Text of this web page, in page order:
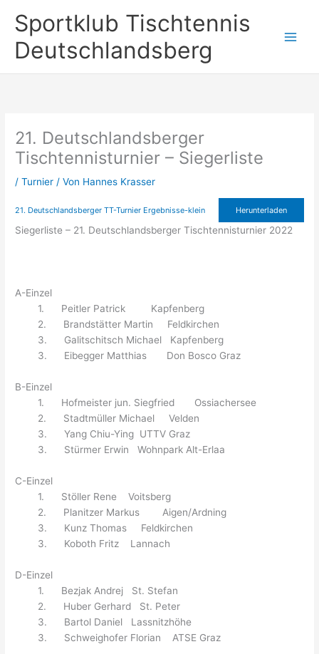
Inhalt
springen
Sportklub Tischtennis
Deutschlandsberg
21. Deutschlandsberger
Tischtennisturnier – Siegerliste
/Turnier / Von Hannes Krasser
21. Deutschlandsberger TT-Turnier Ergebnisse-klein Herunterladen
Siegerliste – 21. Deutschlandsberger Tischtennisturnier 2022
A-Einzel
1. Peitler Patrick Kapfenberg
2. Brandstätter Martin Feldkirchen
3. Galitschitsch Michael Kapfenberg
3. Eibegger Matthias Don Bosco Graz
B-Einzel
1. Hofmeister jun. Siegfried Ossiachersee
2. Stadtmüller Michael Velden
3. Yang Chiu-Ying UTTV Graz
3. Stürmer Erwin Wohnpark Alt-Erlaa
C-Einzel
1. Stöller Rene Voitsberg
2. Planitzer Markus Aigen/Ardning
3. Kunz Thomas Feldkirchen
3. Koboth Fritz Lannach
D-Einzel
1. Bezjak Andrej St. Stefan
2. Huber Gerhard St. Peter
3. Bartol Daniel Lassnitzhöhe
3. Schweighofer Florian ATSE Graz